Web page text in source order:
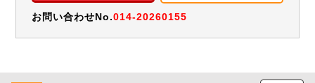
お問い合わせNo.014-20260155